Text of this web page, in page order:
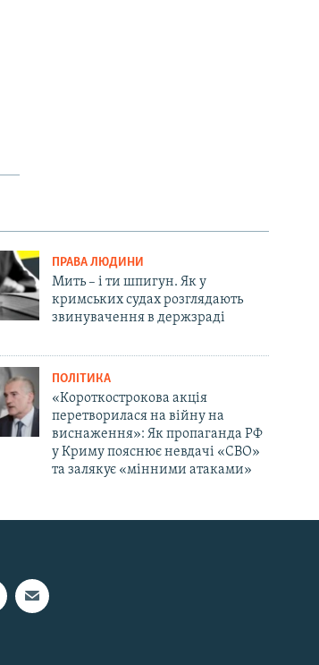
ПРАВА ЛЮДИНИ
Мить – і ти шпигун. Як у
кримських судах розглядають
звинувачення в держзраді
ПОЛІТИКА
«Короткострокова акція
перетворилася на війну на
виснаження»: Як пропаганда РФ
у Криму пояснює невдачі «СВО»
та залякує «мінними атаками»